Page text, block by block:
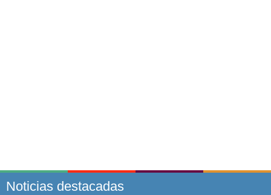
Noticias destacadas